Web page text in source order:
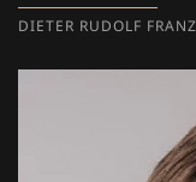
DIETER RUDOLF FRANZ